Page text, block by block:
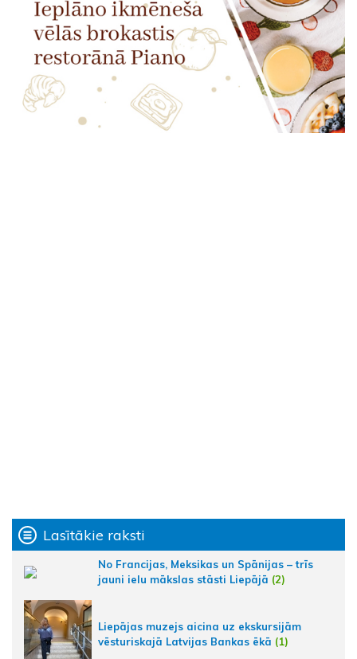
Lasītākie raksti
No Francijas, Meksikas un Spānijas – trīs
jauni ielu mākslas stāsti Liepājā (2)
Liepājas muzejs aicina uz ekskursijām
vēsturiskajā Latvijas Bankas ēkā (1)